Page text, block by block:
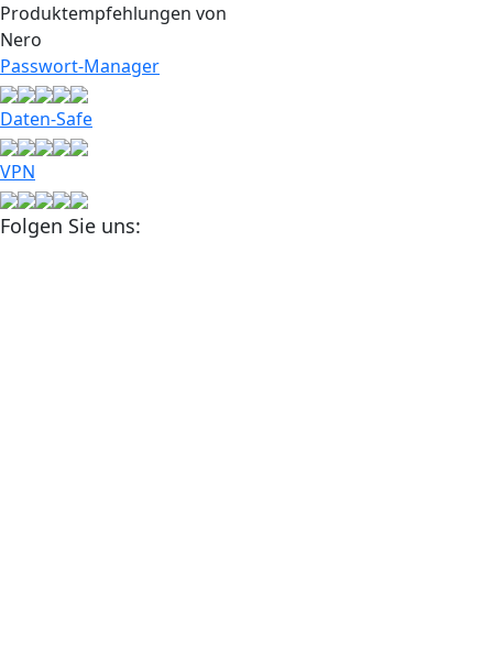
Produkt­­empfehlungen von
Nero
Passwort-Manager
Daten-Safe
VPN
Folgen Sie uns: